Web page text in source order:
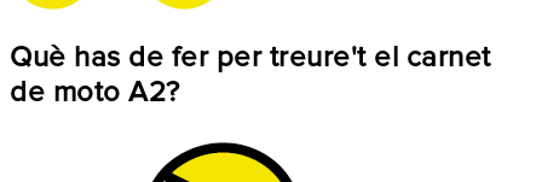
Què has de fer per treure't el carnet
de moto A2?